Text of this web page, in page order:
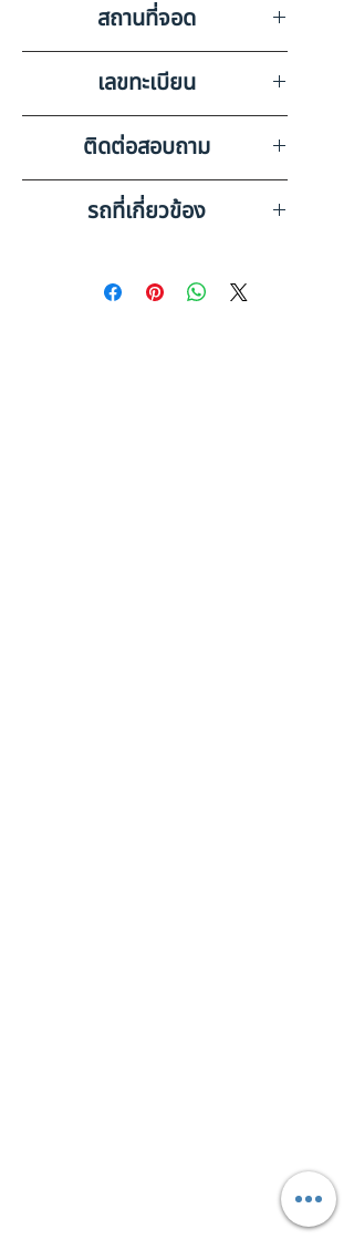
ชำรุด บังโคลนซ้ายแตก
สถานที่จอด
ASK KAIROD
เลขทะเบียน
72-6415 สมุทรปราการ
ติดต่อสอบถาม
เบอร์ติดต่อฝ่ายขาย 098-253-
5968 หรือ 061-386-4375
รถที่เกี่ยวข้อง
PL24-6510424